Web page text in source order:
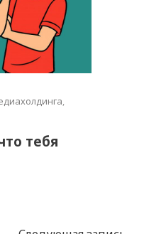
,
тебя